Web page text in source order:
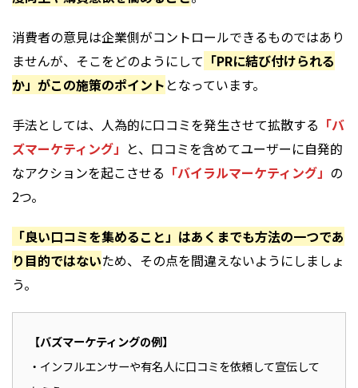
消費者の意見は企業側がコントロールできるものではあり
ませんが、そこをどのようにして 「PRに結び付けられる
か」がこの施策のポイント となっています。
手法としては、人為的に口コミを発生させて拡散する 「バ
ズマーケティング」 と、口コミを含めてユーザーに自発的
なアクションを起こさせる 「バイラルマーケティング」 の
2つ。
「良い口コミを集めること」はあくまでも方法の一つであ
り目的ではないため、その点を間違えないようにしましょ
う。
【バズマーケティングの例】
・インフルエンサーや有名人に口コミを依頼して宣伝して